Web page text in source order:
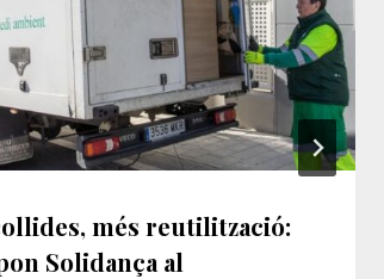
més reutilització:
Solidança al